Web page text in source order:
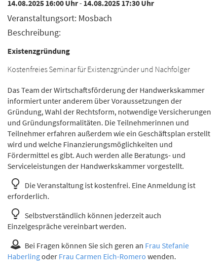
14.08.2025 16:00 Uhr- 14.08.2025 17:30 Uhr
Veranstaltungsort: Mosbach
Beschreibung:
Existenzgründung
Kostenfreies Seminar für Existenzgründer und Nachfolger
Das Team der Wirtschaftsförderung der Handwerkskammer
informiert unter anderem über Voraussetzungen der
Gründung, Wahl der Rechtsform, notwendige Versicherungen
und Gründungsformalitäten. Die Teilnehmerinnen und
Teilnehmer erfahren außerdem wie ein Geschäftsplan erstellt
wird und welche Finanzierungsmöglichkeiten und
Fördermittel es gibt. Auch werden alle Beratungs- und
Serviceleistungen der Handwerkskammer vorgestellt.
Die Veranstaltung ist kostenfrei. Eine Anmeldung ist
erforderlich.
Selbstverständlich können jederzeit auch
Einzelgespräche vereinbart werden.
Bei Fragen können Sie sich geren an Frau Stefanie
Haberlingoder Frau Carmen Eich-Romero wenden.